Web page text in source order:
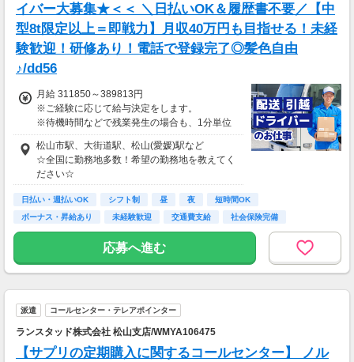
イバー大募集★＜＜ ＼日払いOK＆履歴書不要／【中
型8t限定以上＝即戦力】月収40万円も目指せる！未経
験歓迎！研修あり！電話で登録完了◎髪色自由
♪/dd56
月給 311850～389813円
※ご経験に応じて給与決定をします。
※待機時間などで残業発生の場合も、1分単位
で残業代をお支払いします！
※研修・研修時給については面談時にお伝えし
ます
＊交通費一部支給（案件による）
松山市駅、大街道駅、松山(愛媛)駅など
☆全国に勤務地多数！希望の勤務地を教えてく
ださい☆
日払い・週払いOK シフト制 昼 夜
短時間OK
ボーナス・昇給あり
未経験歓迎 交通費支給 社会保険完備
応募へ進む
派遣 コールセンター・テレアポインター
ランスタッド株式会社 松山支店/WMYA106475
【サプリの定期購入に関するコールセンター】 ノル